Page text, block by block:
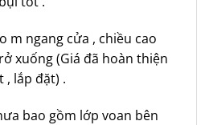
ngang cửa , chiều cao
xuống (Giá đã hoàn thiện
, lắp đặt) .
bao gồm lớp voan bên